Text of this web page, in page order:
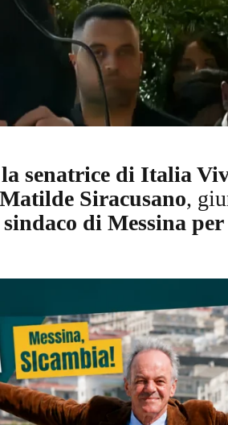
la senatrice di Italia
Siracusano,
di Messina